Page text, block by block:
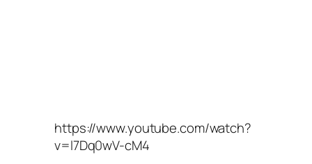
https://www.youtube.com/watch?
v=l7Dq0wV-cM4